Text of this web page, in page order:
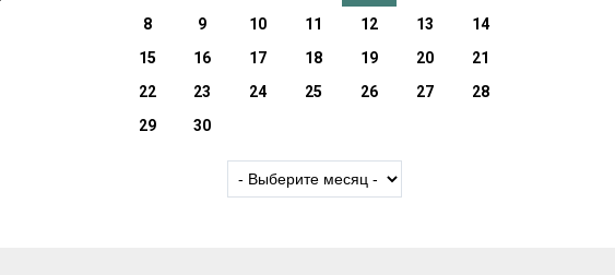
8
9 10 11 12 13
14
15
16 17 18 19 20
21
22
23 24 25 26 27
28
29
30